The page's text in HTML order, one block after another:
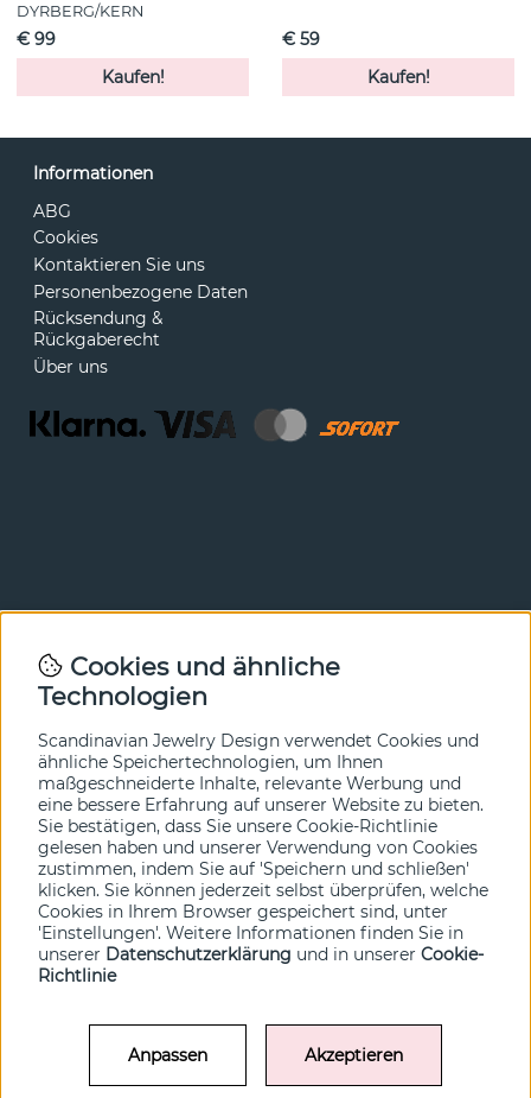
DYRBERG/KERN
€ 99
Kaufen!
€ 59
Kaufen!
Informationen
ABG
Cookies
Kontaktieren Sie uns
Personenbezogene Daten
Rücksendung &
Rückgaberecht
Über uns
Newsletter
In unserem Newsletter erfahren Sie vor allen anderen
hier an.
Ja bitte!
© SCANDINAVIAN JEWELRY DESIGN / SJD of Sweden AB 2022
Cookies und ähnliche
Technologien
Scandinavian Jewelry Design verwendet Cookies und
ähnliche Speichertechnologien, um Ihnen
maßgeschneiderte Inhalte, relevante Werbung und
eine bessere Erfahrung auf unserer Website zu bieten.
Sie bestätigen, dass Sie unsere Cookie-Richtlinie
gelesen haben und unserer Verwendung von Cookies
zustimmen, indem Sie auf 'Speichern und schließen'
klicken. Sie können jederzeit selbst überprüfen, welche
Cookies in Ihrem Browser gespeichert sind, unter
'Einstellungen'. Weitere Informationen finden Sie in
unserer Datenschutzerklärung und in unserer Cookie-
Richtlinie
Anpassen Akzeptieren